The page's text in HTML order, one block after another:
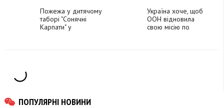
бригади
Пожежа у дитячому
таборі "Сонячні
Карпати" у
Україна хоче, щоб
ООН відновила
свою місію по
ПОПУЛЯРНІ НОВИНИ